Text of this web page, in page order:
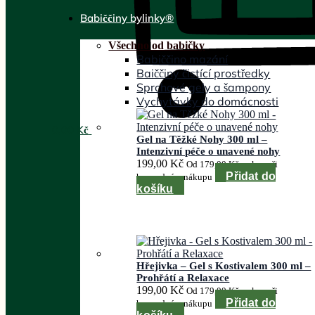
Kč
Babiččiny bylinky®
Všechno od babičky
Babiččino mazání
Baiččiny čistící prostředky
Sprchové gely a šampony
Vychytávky do domácnosti
Gel na Těžké Nohy 300 ml –
Intenzivní péče o unavené nohy
199,00Kč Od 179,00Kčza kus při
hromadném nákupu
Přidat do
košíku
Hřejivka – Gel s Kostivalem 300 ml –
Prohřátí a Relaxace
199,00Kč Od 179,00Kčza kus při
hromadném nákupu
Přidat do